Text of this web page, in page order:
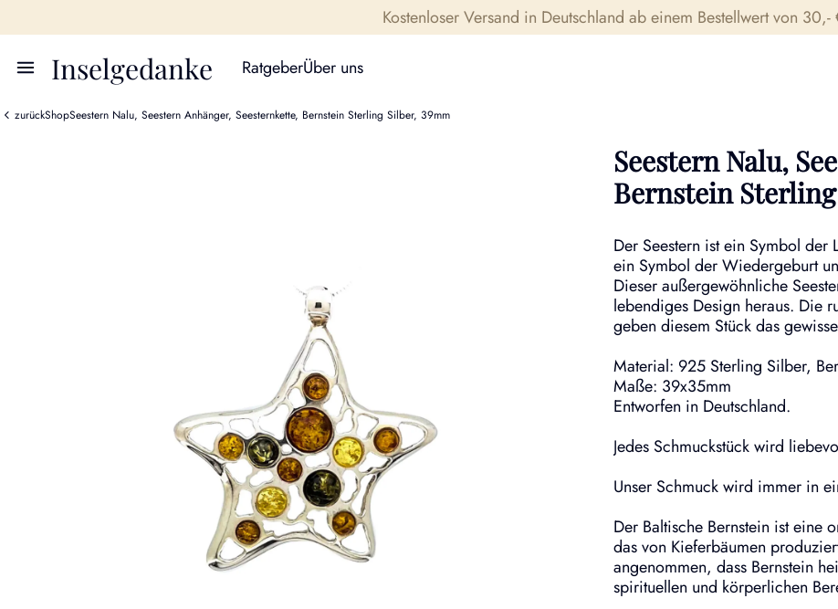
Kostenloser Versand in Deutschland ab einem Bestellwert von 30,-
Inselgedanke RatgeberÜber uns
zurückShopSeestern Nalu, Seestern Anhänger, Seesternkette, Bernstein Sterling Silber, 39mm
Seestern Nalu,
Bernstein
Der Seestern ist ein Symbol der
ein Symbol der Wiedergeburt
Dieser außergewöhnliche
lebendiges Design heraus. Die
geben diesem Stück das
Material: 925 Sterling Silber,
Maße: 39x35mm
Entworfen in Deutschland.
Jedes Schmuckstück wird
Unser Schmuck wird immer in
Der Baltische Bernstein ist eine
das von Kieferbäumen
angenommen, dass Bernstein
spirituellen und körperlichen